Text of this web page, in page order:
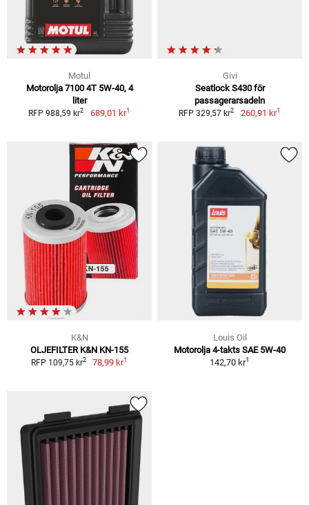
Motul
Motorolja 7100 4T 5W-40, 4
liter
RFP 988,59 kr2 689,01 kr1
Givi
Seatlock S430 för
passagerarsadeln
RFP 329,57 kr2 260,91 kr1
K&N
OLJEFILTER K&N KN-155
RFP 109,75 kr2 78,99 kr1
Louis Oil
Motorolja 4-takts SAE 5W-40
142,70 kr1